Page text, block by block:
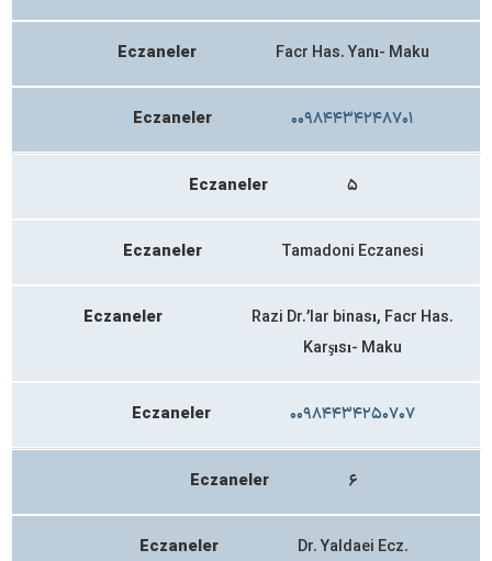
Eczaneler Facr Has. Yanı- Maku
Eczaneler ۰۰۹۸۴۴۳۴۲۴۸۷۰۱
Eczaneler ۵
Eczaneler Tamadoni Eczanesi
Eczaneler
Razi Dr.’lar binası, Facr Has.
Karşısı- Maku
Eczaneler ۰۰۹۸۴۴۳۴۲۵۰۷۰۷
Eczaneler ۶
Eczaneler Dr. Yaldaei Ecz.